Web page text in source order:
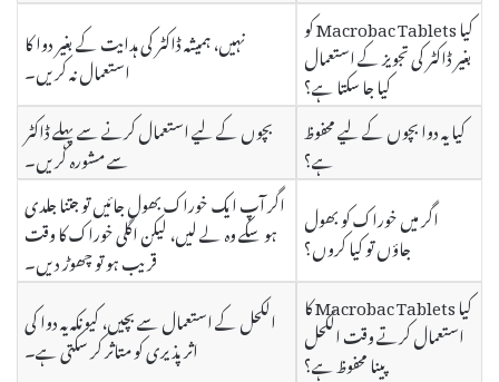
کیا Macrobac Tablets کو
بغیر ڈاکٹر کی تجویز کے استعمال
کیا جا سکتا ہے؟
نہیں، ہمیشہ ڈاکٹر کی ہدایت کے بغیر دوا کا
استعمال نہ کریں۔
کیا یہ دوا بچوں کے لیے محفوظ
ہے؟
بچوں کے لیے استعمال کرنے سے پہلے ڈاکٹر
سے مشورہ کریں۔
اگر میں خوراک کو بھول
جاؤں تو کیا کروں؟
اگر آپ ایک خوراک بھول جائیں تو جتنا جلدی
ہو سکے وہ لے لیں، لیکن اگلی خوراک کا وقت
قریب ہو تو چھوڑ دیں۔
کیا Macrobac Tablets کا
استعمال کرتے وقت الکحل
پینا محفوظ ہے؟
الکحل کے استعمال سے بچیں، کیونکہ یہ دوا کی
اثر پذیری کو متاثر کر سکتی ہے۔